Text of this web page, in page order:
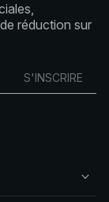
réduction sur
S'INSCRIRE